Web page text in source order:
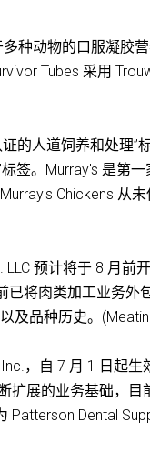
种动物的口服凝胶
Tubes 采用
的人道饲养和处理”
签。Murray's 是第
Chickens 从未
预计将于 8 月前
将肉类加工业务外
及品种历史。
，自 7 月 1 日起
展的业务基础，目
Dental